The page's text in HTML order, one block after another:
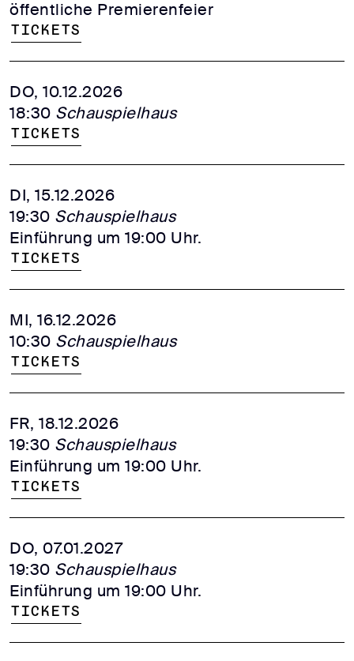
öffentliche Premierenfeier
Tickets
DO, 10.12.2026
18:30 Schauspielhaus
Tickets
DI, 15.12.2026
19:30 Schauspielhaus
Einführung um 19:00 Uhr.
Tickets
MI, 16.12.2026
10:30 Schauspielhaus
Tickets
FR, 18.12.2026
19:30 Schauspielhaus
Einführung um 19:00 Uhr.
Tickets
DO, 07.01.2027
19:30 Schauspielhaus
Einführung um 19:00 Uhr.
Tickets